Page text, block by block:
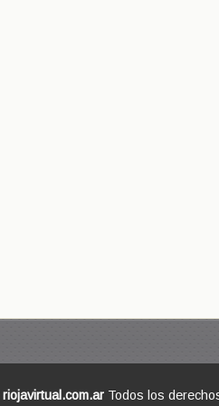
riojavirtual.com.ar Todos los